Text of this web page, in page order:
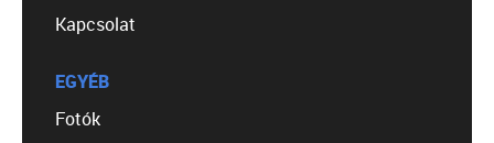
Kapcsolat
EGYÉB
Fotók